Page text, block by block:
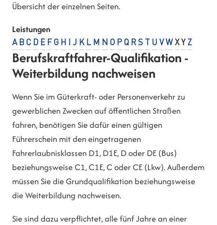
Übersicht der einzelnen Seiten.
Leistungen
A B C D E F G H J K L M N O P Q R S U V W X Y Z
Berufskraftfahrer-Qualifikation -
Weiterbildung nachweisen
Wenn Sie im Güterkraft- oder Personenverkehr zu
gewerblichen Zwecken auf öffentlichen Straßen
fahren, benötigen Sie dafür einen gültigen
Führerschein mit den eingetragenen
Fahrerlaubnisklassen D1, D1E, D oder DE (Bus)
beziehungsweise C1, C1E, C oder CE (Lkw). Außerdem
müssen Sie die Grundqualifikation beziehungsweise
die Weiterbildung nachweisen.
Sie sind dazu verpflichtet, alle fünf Jahre an einer